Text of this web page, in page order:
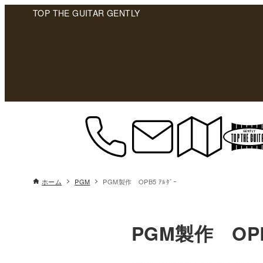
TOP THE GUITAR GENTLY
ホーム PGM PGM製作 OPB5 ｱﾙﾀﾞｰ
PGM製作